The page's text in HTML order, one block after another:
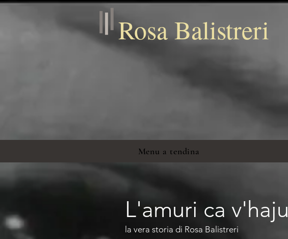
Completa la configurazione su Wix.com per verificare la tua proprietà di balistrerirosa.it
Rosa Balistreri
Menu a tendina
L'amuri ca v'haju
la vera storia di Rosa Balistreri